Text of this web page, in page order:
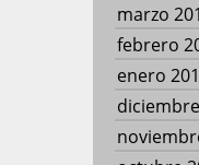
marzo
febrero
enero